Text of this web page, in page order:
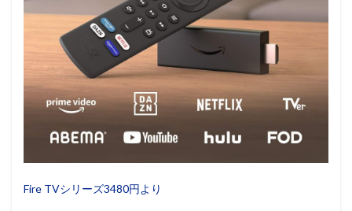
Fire TVシリーズ3480円より